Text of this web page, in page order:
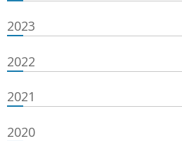
2023
2022
2021
2020